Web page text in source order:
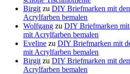
Birgit zu DIY Briefmarken mit
Acrylfarben bemalen
Wolfgang zu DIY Briefmarken mit
mit Acrylfarben bemalen
Eveline zu DIY Briefmarken mit
mit Acrylfarben bemalen
Birgit zu DIY Briefmarken mit
Acrylfarben bemalen